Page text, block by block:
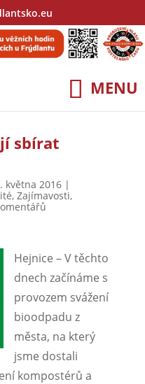
sbírat
května 2016|
, Zajímavosti,
Hejnice – V těchto
dnech začínáme s
provozem svážení
bioodpadu z
města, na který
jsme dostali
kompostérů a